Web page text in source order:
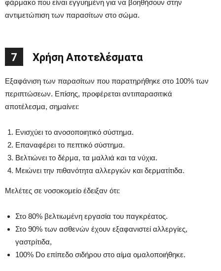
φάρμακο που είναι εγγυημένη για να βοηθήσουν στην
αντιμετώπιση των παρασίτων στο σώμα.
7 Χρήση Αποτελέσματα
Εξαφάνιση των παρασίτων που παρατηρήθηκε στο 100% των
περιπτώσεων. Επίσης, προφέρεται αντιπαρασιτικά
αποτέλεσμα, σημαίνει:
Ενισχύει το ανοσοποιητικό σύστημα.
Επαναφέρει το πεπτικό σύστημα.
Βελτιώνει το δέρμα, τα μαλλιά και τα νύχια.
Μειώνει την πιθανότητα αλλεργιών και δερματίτιδα.
Μελέτες σε νοσοκομείο έδειξαν ότι:
Στο 80% βελτιωμένη εργασία του παγκρέατος.
Στο 90% των ασθενών έχουν εξαφανιστεί αλλεργίες,
γαστρίτιδα,
100% Do επίπεδο σιδήρου στο αίμα ομαλοποιήθηκε.